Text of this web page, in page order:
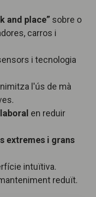
and place” sobre o
carros i
i tecnologia
l'ús de mà
en reduir
extremes i grans
intuïtiva.
reduït.